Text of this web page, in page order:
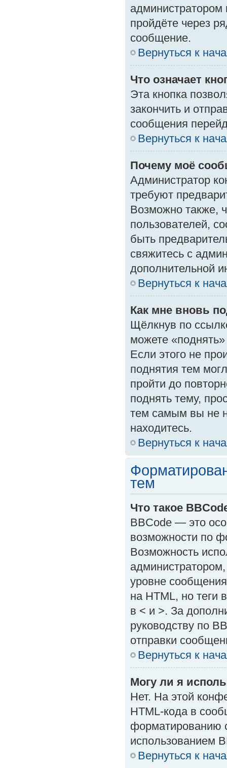
пройдёте через
сообщение.
Вернуться к
Что означает
Эта кнопка
закончить и
сообщения
Вернуться к
Почему моё
Администратор
требуют
Возможно также,
пользователей,
быть
свяжитесь с
дополнительной
Вернуться к
Как мне вновь
Щёлкнув по
можете
Если этого не
поднятия тем
пройти до
поднять тему,
тем самым вы не
находитесь.
Вернуться к
тем
Что такое
BBCode — это
возможности по
Возможность
уровне
на HTML, но теги
в < и >. За
руководству по
отправки
Вернуться к
Могу ли я
Нет. На этой
HTML-кода в
форматированию
использованием
Вернуться к